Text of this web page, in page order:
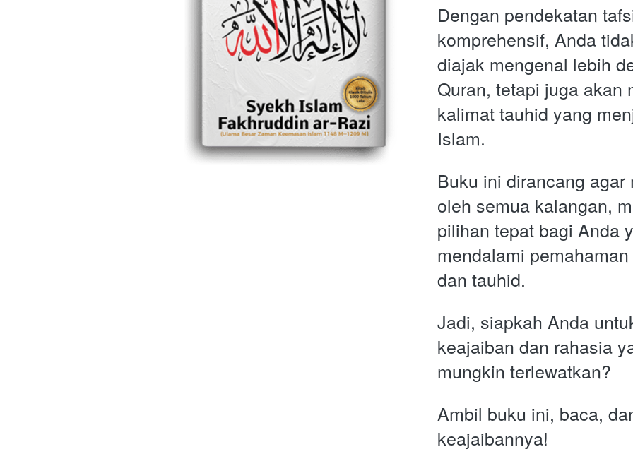
Dengan pendekatan
komprehensif, Anda
diajak mengenal lebih
Quran, tetapi juga akan
kalimat tauhid yang
Islam.
Buku ini dirancang
oleh semua kalangan,
pilihan tepat bagi Anda
mendalami
dan tauhid.
Jadi, siapkah Anda
keajaiban dan rahasia
mungkin terlewatkan?
Ambil buku ini, baca,
keajaibannya!